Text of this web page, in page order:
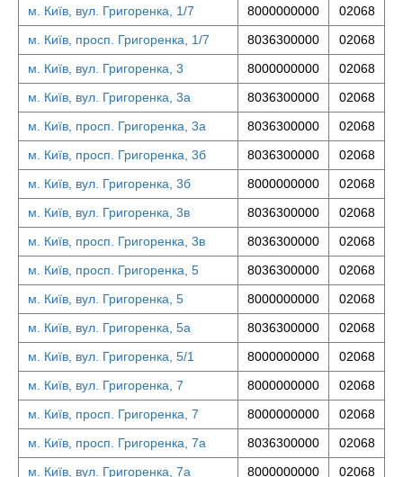
м. Київ, вул. Григоренка, 1/7
8000000000
02068
м. Київ, просп. Григоренка, 1/7
8036300000
02068
м. Київ, вул. Григоренка, 3
8000000000
02068
м. Київ, вул. Григоренка, 3а
8036300000
02068
м. Київ, просп. Григоренка, 3а
8036300000
02068
м. Київ, просп. Григоренка, 3б
8036300000
02068
м. Київ, вул. Григоренка, 3б
8000000000
02068
м. Київ, вул. Григоренка, 3в
8036300000
02068
м. Київ, просп. Григоренка, 3в
8036300000
02068
м. Київ, просп. Григоренка, 5
8036300000
02068
м. Київ, вул. Григоренка, 5
8000000000
02068
м. Київ, вул. Григоренка, 5а
8036300000
02068
м. Київ, вул. Григоренка, 5/1
8000000000
02068
м. Київ, вул. Григоренка, 7
8000000000
02068
м. Київ, просп. Григоренка, 7
8000000000
02068
м. Київ, просп. Григоренка, 7а
8036300000
02068
м. Київ, вул. Григоренка, 7а
8000000000
02068